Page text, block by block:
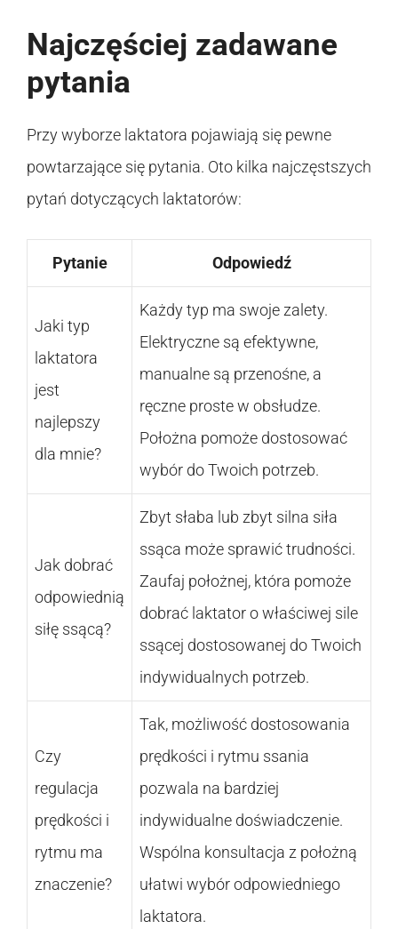
Najczęściej zadawane
pytania
Przy wyborze laktatora pojawiają się pewne
powtarzające się pytania. Oto kilka najczęstszych
pytań dotyczących laktatorów:
Pytanie Odpowiedź
Jaki typ
laktatora
jest
najlepszy
dla mnie?
Każdy typ ma swoje zalety.
Elektryczne są efektywne,
manualne są przenośne, a
ręczne proste w obsłudze.
Położna pomoże dostosować
wybór do Twoich potrzeb.
Jak dobrać
odpowiednią
siłę ssącą?
Zbyt słaba lub zbyt silna siła
ssąca może sprawić trudności.
Zaufaj położnej, która pomoże
dobrać laktator o właściwej sile
ssącej dostosowanej do Twoich
indywidualnych potrzeb.
Czy
regulacja
prędkości i
rytmu ma
znaczenie?
Tak, możliwość dostosowania
prędkości i rytmu ssania
pozwala na bardziej
indywidualne doświadczenie.
Wspólna konsultacja z położną
ułatwi wybór odpowiedniego
laktatora.